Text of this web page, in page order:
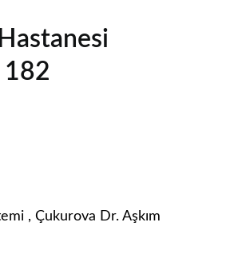
182
, Çukurova Dr. Aşkım